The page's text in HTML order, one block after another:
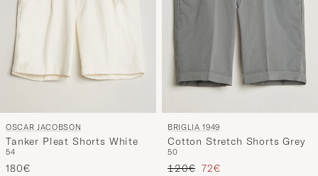
OSCAR JACOBSON
Tanker Pleat Shorts White
54
180€
BRIGLIA 1949
Cotton Stretch Shorts Grey
50
Regulärer Preis
120€ Reduzierter Preis
72€